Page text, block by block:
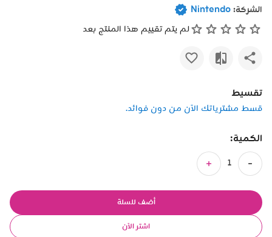
الشركة:Nintendo
لم يتم تقييم هذا المنتج بعد
تقسيط
قسط مشترياتك الآن من دون فوائد.
الكمية:
أضف للسلة
اشتر الآن